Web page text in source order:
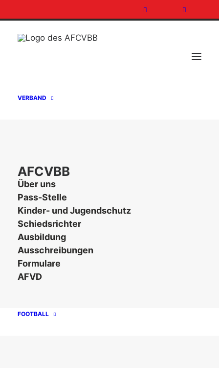
VERBAND
AFCVBB
Über uns
Pass-Stelle
Kinder- und Jugendschutz
Schiedsrichter
Ausbildung
Ausschreibungen
Formulare
AFVD
FOOTBALL
Dateigrösse
Datei-Anzahl
Erstellungsdatum
Zuletzt
Turnierordnung